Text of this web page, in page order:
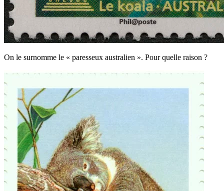
On le surnomme le « paresseux australien ». Pour quelle raison ?